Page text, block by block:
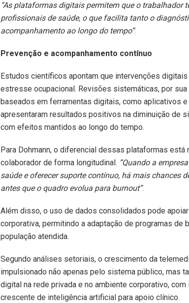
“As plataformas digitais permitem que o trabalhador
profissionais de saúde, o que facilita tanto o
acompanhamento ao longo do tempo”.
Prevenção e acompanhamento contínuo
Estudos científicos apontam que intervenções
estresse ocupacional. Revisões sistemáticas, por sua
baseados em ferramentas digitais, como aplicativos
apresentaram resultados positivos na diminuição de
com efeitos mantidos ao longo do tempo.
Para Dohmann, o diferencial dessas plataformas
colaborador de forma longitudinal. “Quando a
saúde e oferecer suporte contínuo, há mais chances
antes que o quadro evolua para burnout”.
Além disso, o uso de dados consolidados pode
corporativa, permitindo a adaptação de programas
população atendida.
Segundo análises setoriais, o crescimento da
impulsionado não apenas pelo sistema público, mas
digital na rede privada e no ambiente corporativo,
crescente de inteligência artificial para apoio clínico.